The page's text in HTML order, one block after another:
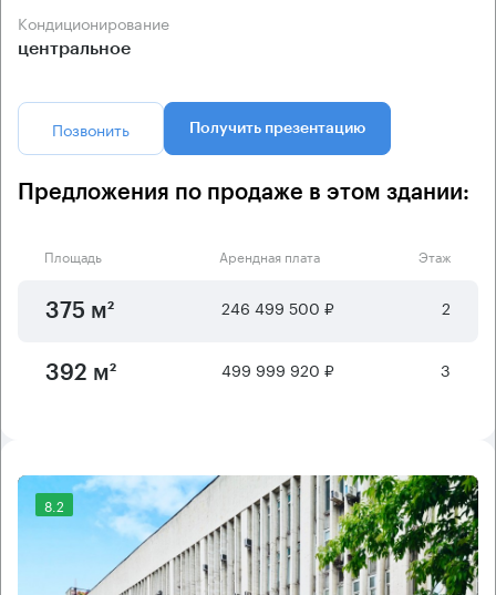
Кондиционирование
центральное
Позвонить Получить презентацию
Предложения по продаже в этом здании:
Площадь Арендная плата Этаж
375 м² 246 499 500 ₽ 2
392 м² 499 999 920 ₽ 3
8.2